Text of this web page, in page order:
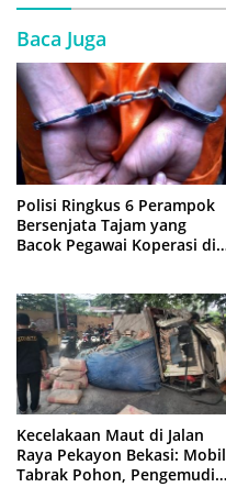
Baca Juga
Polisi Ringkus 6 Perampok
Bersenjata Tajam yang
Bacok Pegawai Koperasi di
Kecelakaan Maut di Jalan
Raya Pekayon Bekasi: Mobil
Tabrak Pohon, Pengemudi